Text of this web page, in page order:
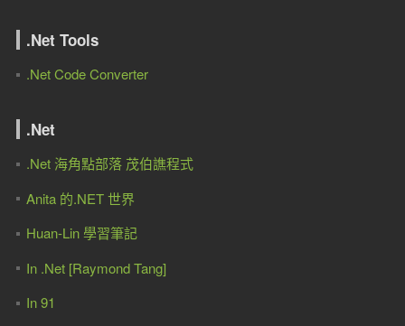
.Net Tools
.Net Code Converter
.Net
.Net 海角點部落 茂伯譙程式
Anita 的.NET 世界
Huan-Lin 學習筆記
In .Net [Raymond Tang]
In 91